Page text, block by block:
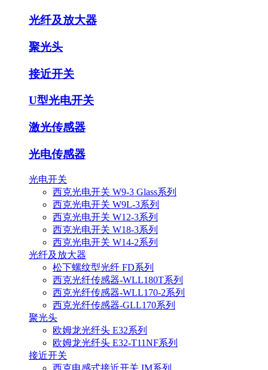
光纤及放大器
聚光头
接近开关
U型光电开关
激光传感器
光电传感器
光电开关
西克光电开关 W9-3 Glass系列
西克光电开关 W9L-3系列
西克光电开关 W12-3系列
西克光电开关 W18-3系列
西克光电开关 W14-2系列
光纤及放大器
松下螺纹型光纤 FD系列
西克光纤传感器-WLL180T系列
西克光纤传感器-WLL170-2系列
西克光纤传感器-GLL170系列
聚光头
欧姆龙光纤头 E32系列
欧姆龙光纤头 E32-T11NF系列
接近开关
西克电感式接近开关 IM系列